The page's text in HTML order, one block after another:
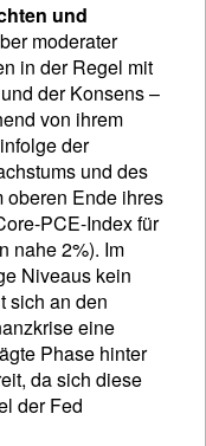
und
moderater
in der Regel mit
der Konsens –
von ihrem
der
und des
oberen Ende ihres
PCE-Index für
nahe 2%). Im
Niveaus kein
sich an den
eine
Phase hinter
da sich diese
der Fed